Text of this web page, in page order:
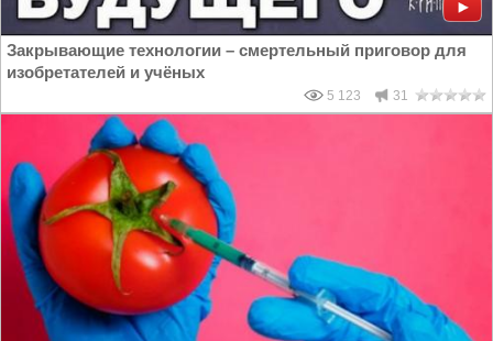
Закрывающие технологии – смертельный приговор для
изобретателей и учёных
5 123 31